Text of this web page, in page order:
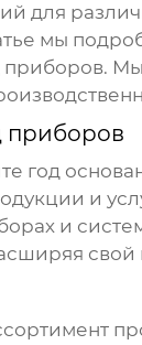
для
мы
приборов.
приборов
год
и
и